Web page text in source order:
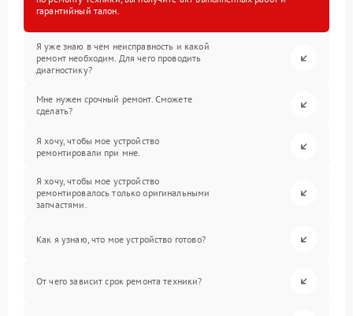
гарантийный талон.
Я уже знаю в чем неисправность и какой
ремонт необходим. Для чего проводить
диагностику?
Мне нужен срочный ремонт. Сможете
сделать?
Я хочу, чтобы мое устройство
ремонтировали при мне.
Я хочу, чтобы мое устройство
ремонтировалось только оригинальными
запчастями.
Как я узнаю, что мое устройство готово?
От чего зависит срок ремонта техники?